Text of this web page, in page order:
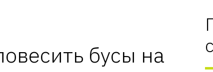
бусы на